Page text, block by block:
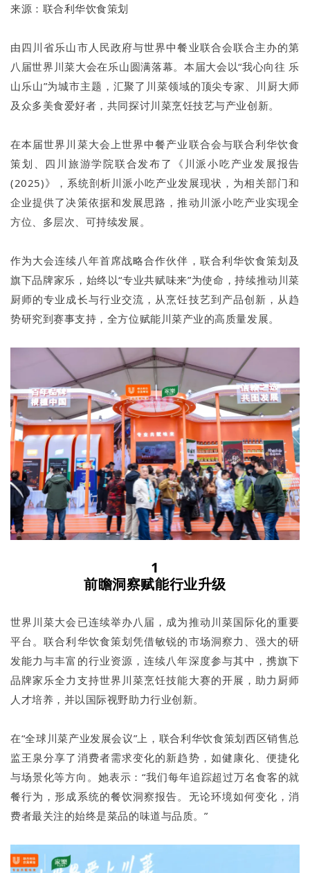
来源：联合利华饮食策划
由四川省乐山市人民政府与世界中餐业联合会联合主办的第
八届世界川菜大会在乐山圆满落幕。本届大会以“我心向往 乐
山乐山”为城市主题，汇聚了川菜领域的顶尖专家、川厨大师
及众多美食爱好者，共同探讨川菜烹饪技艺与产业创新。
在本届世界川菜大会上世界中餐产业联合会与联合利华饮食
策划、四川旅游学院联合发布了《川派小吃产业发展报告
(2025)》，系统剖析川派小吃产业发展现状，为相关部门和
企业提供了决策依据和发展思路，推动川派小吃产业实现全
方位、多层次、可持续发展。
作为大会连续八年首席战略合作伙伴，联合利华饮食策划及
旗下品牌家乐，始终以“专业共赋味来”为使命，持续推动川菜
厨师的专业成长与行业交流，从烹饪技艺到产品创新，从趋
势研究到赛事支持，全方位赋能川菜产业的高质量发展。
1
前瞻洞察赋能行业升级
世界川菜大会已连续举办八届，成为推动川菜国际化的重要
平台。联合利华饮食策划凭借敏锐的市场洞察力、强大的研
发能力与丰富的行业资源，连续八年深度参与其中，携旗下
品牌家乐全力支持世界川菜烹饪技能大赛的开展，助力厨师
人才培养，并以国际视野助力行业创新。
在“全球川菜产业发展会议”上，联合利华饮食策划西区销售总
监王泉分享了消费者需求变化的新趋势，如健康化、便捷化
与场景化等方向。她表示：“我们每年追踪超过万名食客的就
餐行为，形成系统的餐饮洞察报告。无论环境如何变化，消
费者最关注的始终是菜品的味道与品质。”